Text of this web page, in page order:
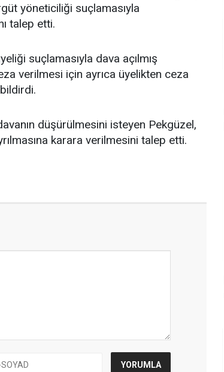
yöneticiliği suçlamasıyla
talep etti.
suçlamasıyla dava açılmış
verilmesi için ayrıca üyelikten ceza
düşürülmesini isteyen Pekgüzel,
karara verilmesini talep etti.